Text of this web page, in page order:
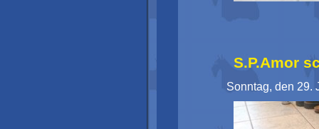
S.P.Amor
Sonntag, den 29.